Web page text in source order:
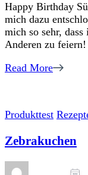
Happy Birthday
mich dazu
mich so sehr,
Anderen zu
Read More
Produkttest
Zebrakuchen